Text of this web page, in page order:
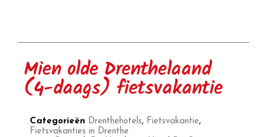
Mien olde Drenthelaand
(4-daags) fietsvakantie
Categorieën Drenthehotels, Fietsvakantie,
Fietsvakanties in Drenthe